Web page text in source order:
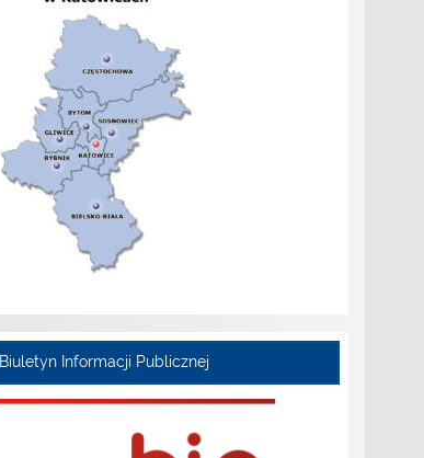
Biuletyn Informacji Publicznej